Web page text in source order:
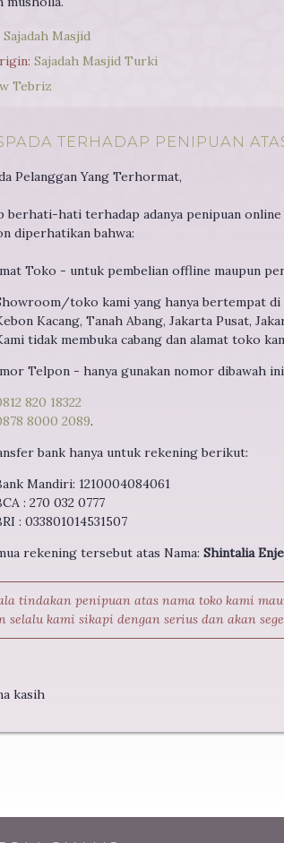
Sajadah Masjid
Sajadah Masjid Turki
Tebriz
TERHADAP PENIPUAN
Pelanggan Yang Terhormat,
berhati-hati terhadap adanya penipuan
diperhatikan bahwa:
Toko - untuk pembelian offline maupun
toko kami yang hanya bertempat di
Kacang, Tanah Abang, Jakarta Pusat,
tidak membuka cabang dan alamat toko
Telpon - hanya gunakan nomor dibawah
820 18322
8000 2089.
bank hanya untuk rekening berikut:
Mandiri: 1210004084061
: 270 032 0777
: 033801014531507
rekening tersebut atas Nama: Shintalia
tindakan penipuan atas nama toko kami
selalu kami sikapi dengan serius dan akan
kasih